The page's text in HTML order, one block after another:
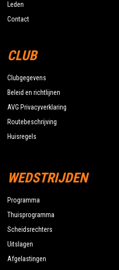
Leden
Contact
CLUB
Clubgegevens
Beleid en richtlijnen
AVG Privacyverklaring
Routebeschrijving
Huisregels
WEDSTRIJDEN
Programma
Thuisprogramma
Scheidsrechters
Uitslagen
Afgelastingen